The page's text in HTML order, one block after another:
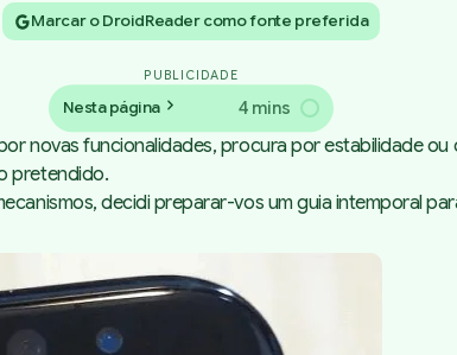
Marcar o DroidReader como fonte preferida
PUBLICIDADE
Nesta página 4 mins
novas funcionalidades, procura por estabilidade
pretendido.
decidi preparar-vos um guia intemporal